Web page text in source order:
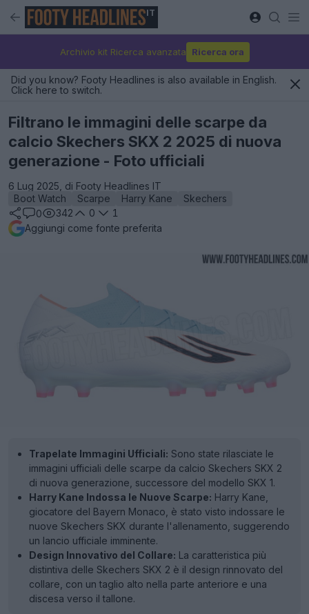
IT
Archivio kit Ricerca avanzata Ricerca ora
Did you know? Footy Headlines is also available in English.
Click here to switch.
Filtrano le immagini delle scarpe da
calcio Skechers SKX 2 2025 di nuova
generazione - Foto ufficiali
6 Lug 2025, di Footy Headlines IT
Boot Watch
Scarpe Harry Kane
Skechers
0
342 0
1
Aggiungi come fonte preferita
Trapelate Immagini Ufficiali: Sono state rilasciate le
immagini ufficiali delle scarpe da calcio Skechers SKX 2
di nuova generazione, successore del modello SKX 1.
Harry Kane Indossa le Nuove Scarpe: Harry Kane,
giocatore del Bayern Monaco, è stato visto indossare le
nuove Skechers SKX durante l'allenamento, suggerendo
un lancio ufficiale imminente.
Design Innovativo del Collare: La caratteristica più
distintiva delle Skechers SKX 2 è il design rinnovato del
collare, con un taglio alto nella parte anteriore e una
discesa verso il tallone.